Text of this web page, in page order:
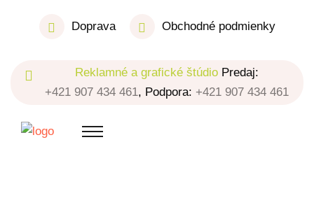
Doprava Obchodné podmienky
Reklamné a grafické štúdio Predaj:
+421 907 434 461, Podpora: +421 907 434 461